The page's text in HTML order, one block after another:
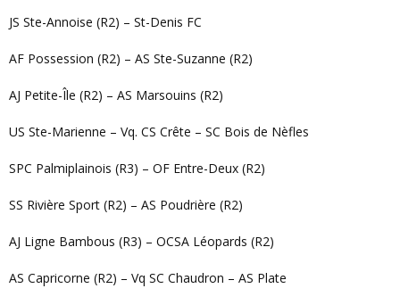
JS Ste-Annoise (R2) – St-Denis FC
AF Possession (R2) – AS Ste-Suzanne (R2)
AJ Petite-Île (R2) – AS Marsouins (R2)
US Ste-Marienne – Vq. CS Crête – SC Bois de Nèfles
SPC Palmiplainois (R3) – OF Entre-Deux (R2)
SS Rivière Sport (R2) – AS Poudrière (R2)
AJ Ligne Bambous (R3) – OCSA Léopards (R2)
AS Capricorne (R2) – Vq SC Chaudron – AS Plate